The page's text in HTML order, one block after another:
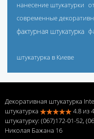
нанесение штукатурки
современные
фактурная штукатурка
штукатурка в Киеве
Декоративная штукатурка
штукатурка
4.8 из
штукатурку: (067)172-01-52,
Николая Бажана 16